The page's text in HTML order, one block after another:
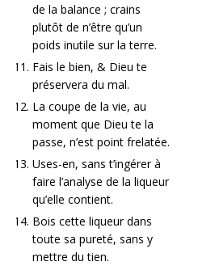
de la balance ; crains
plutôt de n’être qu’un
poids inutile sur la terre.
Fais le bien, & Dieu te
préservera du mal.
La coupe de la vie, au
moment que Dieu te la
passe, n’est point frelatée.
Uses-en, sans t’ingérer à
faire l’analyse de la liqueur
qu’elle contient.
Bois cette liqueur dans
toute sa pureté, sans y
mettre du tien.